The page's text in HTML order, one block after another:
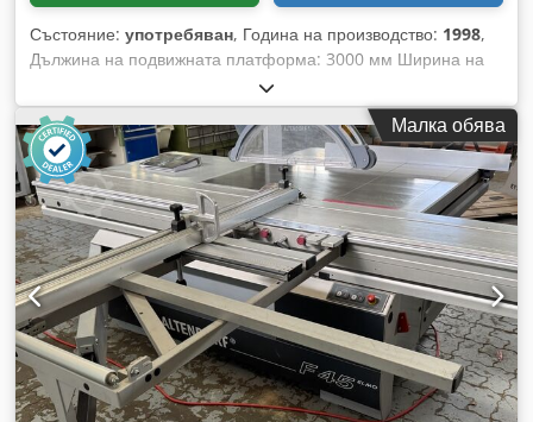
Състояние: употребяван, Година на производство: 1998,
Дължина на подвижната платформа: 3000 мм Ширина на
рязане при успоредния ограничител: 1100 мм Ширина на
рязане при ограничителя за отрязване: 3200 мм Дълбочина
на рязане: Предварително разрязване: не Регулиране на
височината на диска: ръчно / с манивела Наклоняване на
диска: ръчно / с манивела Регулиране на успоредния
ограничител: ръчно Индикатор за ъгъла на диска: цифров
Индикатор за височината на рязане: - Индикатор за
успоредния ограничител: скала Индикатор за ограничителя
за отрязване: скала Диаметър на диска: 450 мм Обороти:
4000 об./мин Мощност на мотора: 4 kW Спирачка на
мотора: да - автоматична Вход за аспирация: 80 мм и 120
мм Дължина на машината: 3000 мм Ширина на машината:
2100 мм Crodpezdzbbsfx Afwef Тегло: приблизително 1000
кг
Малка обява